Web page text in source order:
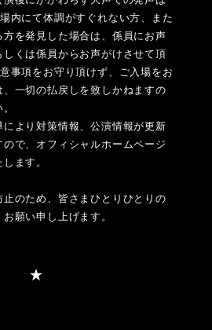
内にて体調がすぐれない方、また
を発見した場合は、係員にお声
くは係員からお声がけさせて頂
事項をお守り頂けず、ご入場をお
一切の払戻しを致しかねますの
。
より対策情報、公演情報が更新
で、オフィシャルホームページ
ます。
のため、皆さまひとりひとりの
お願い申し上げます。